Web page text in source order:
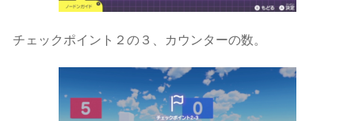
チェックポイント２の３、カウンターの数。